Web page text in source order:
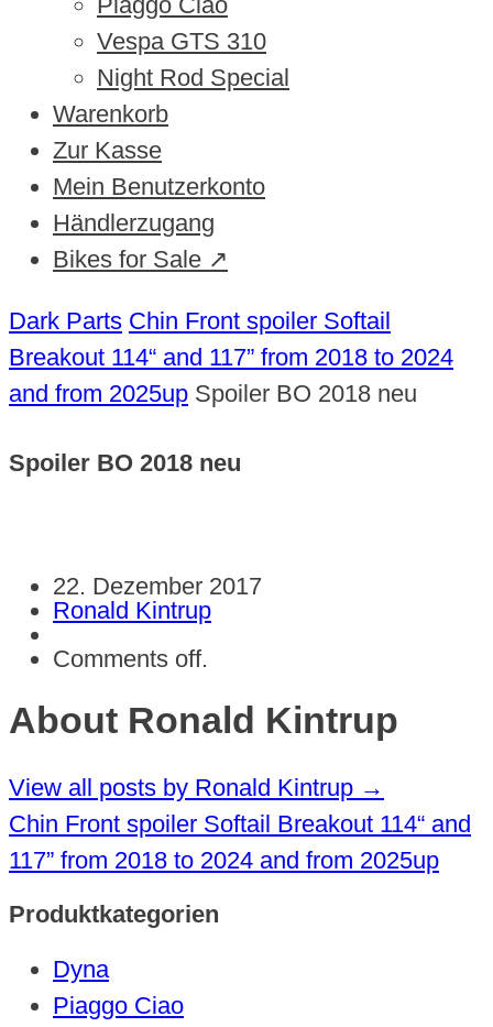
Vespa GTS 310
Night Rod Special
Warenkorb
Zur Kasse
Mein Benutzerkonto
Händlerzugang
Bikes for Sale ↗
Dark Parts Chin Front spoiler Softail
Breakout 114“ and 117” from 2018 to 2024
and from 2025up Spoiler BO 2018 neu
Spoiler BO 2018 neu
22. Dezember 2017
Ronald Kintrup
Comments off.
About Ronald Kintrup
View all posts by Ronald Kintrup →
Chin Front spoiler Softail Breakout 114“ and
117” from 2018 to 2024 and from 2025up
Produktkategorien
Dyna
Piaggo Ciao